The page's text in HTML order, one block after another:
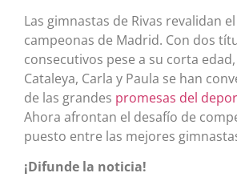
Las gimnastas de Rivas revalidan
campeonas de Madrid. Con dos
consecutivos pese a su corta edad,
Cataleya, Carla y Paula se han
de las grandes promesas del
Ahora afrontan el desafío de
puesto entre las mejores
¡Difunde la noticia!